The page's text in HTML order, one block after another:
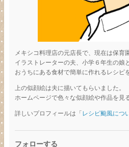
メキシコ料理店の元店長で、現在は保育
イラストレーターの夫、小学６年生の娘
おうちにある食材で簡単に作れるレシピ
上の似顔絵は夫に描いてもらいました。
ホームページで色々な似顔絵や作品を見
詳しいプロフィールは「レシピ颱風につ
フォローする